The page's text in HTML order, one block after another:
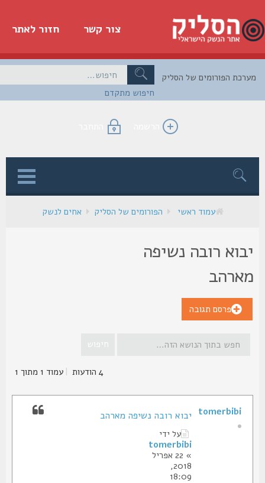
חזור לאתר צור קשר
חיפוש מתקדם
הפורומים של הסליק
הרשמה התחבר
עמוד ראשי הפורומים של הסליק אחים לנשק
רובה נשיפה
פרסם תגובה
|עמוד1מתוך1
יבוא רובה נשיפה מארהב
על ידי
tomerbibi
» 22 אפריל
2018,
18:09
tomerbibi